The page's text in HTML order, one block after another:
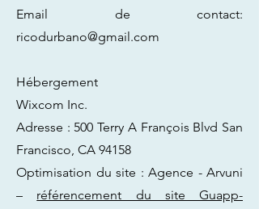
Email de contact:
ricodurbano@gmail.com
Hébergement
Wixcom Inc.
Adresse : 500 Terry A François Blvd San
Francisco, CA 94158
Optimisation du site : Agence - Arvuni
– référencement du site Guapp-